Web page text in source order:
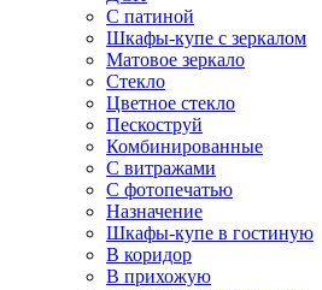
С патиной
Шкафы-купе с зеркалом
Матовое зеркало
Стекло
Цветное стекло
Пескоструй
Комбинированные
С витражами
С фотопечатью
Назначение
Шкафы-купе в гостиную
В коридор
В прихожую